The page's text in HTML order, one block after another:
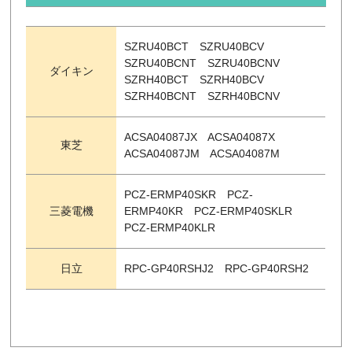
ダイキン
SZRU40BCT SZRU40BCV
SZRU40BCNT SZRU40BCNV
SZRH40BCT SZRH40BCV
SZRH40BCNT SZRH40BCNV
東芝
ACSA04087JX ACSA04087X
ACSA04087JM ACSA04087M
三菱電機
PCZ-ERMP40SKR PCZ-
ERMP40KR PCZ-ERMP40SKLR
PCZ-ERMP40KLR
日立 RPC-GP40RSHJ2 RPC-GP40RSH2